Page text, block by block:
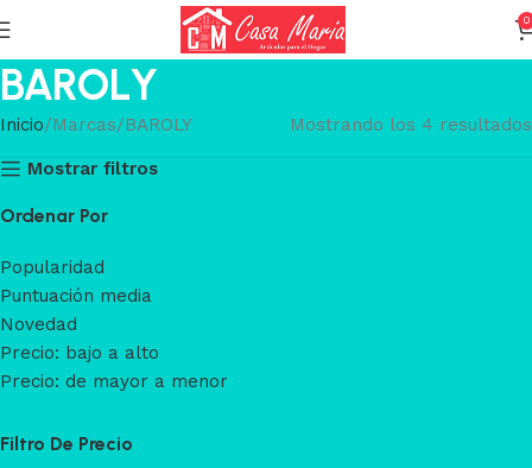
0
BAROLY
Inicio Marcas BAROLY Mostrando los 4 resultados
Mostrar filtros
Ordenar Por
Popularidad
Puntuación media
Novedad
Precio: bajo a alto
Precio: de mayor a menor
Filtro De Precio